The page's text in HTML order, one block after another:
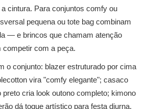
cintura. Para conjuntos comfy ou
pequena ou tote bag combinam
— e brincos que chamam atenção
com a peça.
o conjunto: blazer estruturado por cima
vira "comfy elegante"; casaco
preto cria look outono completo; kimono
dá toque artístico para festa diurna.